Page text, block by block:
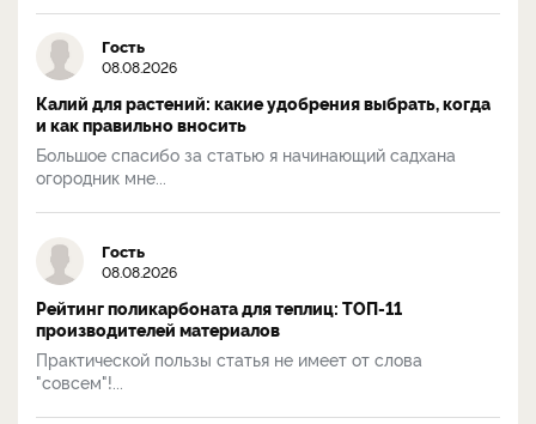
Гость
08.08.2026
Калий для растений: какие удобрения выбрать, когда
и как правильно вносить
Большое спасибо за статью я начинающий садхана
огородник мне...
Гость
08.08.2026
Рейтинг поликарбоната для теплиц: ТОП-11
производителей материалов
Практической пользы статья не имеет от слова
"совсем"!...